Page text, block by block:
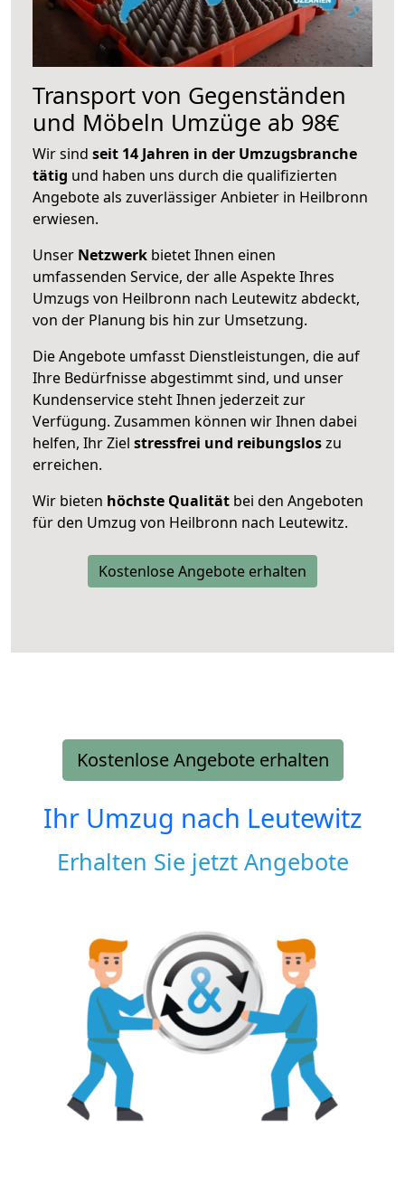
Transport von Gegenständen
und Möbeln Umzüge ab 98€
Wir sind seit 14 Jahren in der Umzugsbranche
tätig und haben uns durch die qualifizierten
Angebote als zuverlässiger Anbieter in Heilbronn
erwiesen.
Unser Netzwerk bietet Ihnen einen
umfassenden Service, der alle Aspekte Ihres
Umzugs von Heilbronn nach Leutewitz abdeckt,
von der Planung bis hin zur Umsetzung.
Die Angebote umfasst Dienstleistungen, die auf
Ihre Bedürfnisse abgestimmt sind, und unser
Kundenservice steht Ihnen jederzeit zur
Verfügung. Zusammen können wir Ihnen dabei
helfen, Ihr Ziel stressfrei und reibungsloszu
erreichen.
Wir bieten höchste Qualität bei den Angeboten
für den Umzug von Heilbronn nach Leutewitz.
Kostenlose Angebote erhalten
Kostenlose Angebote erhalten
Ihr Umzug nach Leutewitz
Erhalten Sie jetzt Angebote